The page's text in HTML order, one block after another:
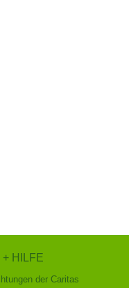
+ HILFE
der Caritas